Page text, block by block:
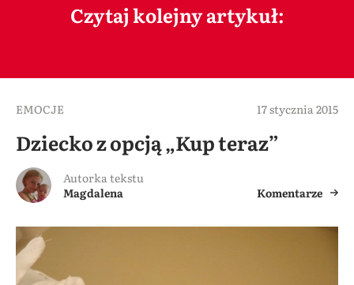
Czytaj kolejny artykuł:
EMOCJE 17 stycznia 2015
Dziecko z opcją „Kup teraz”
Autorka tekstu
Magdalena
Komentarze